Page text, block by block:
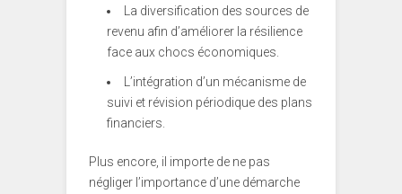
La diversification des sources de
revenu afin d’améliorer la résilience
face aux chocs économiques.
L’intégration d’un mécanisme de
suivi et révision périodique des plans
financiers.
Plus encore, il importe de ne pas
négliger l’importance d’une démarche